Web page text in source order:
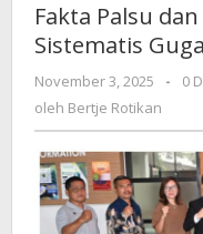
Fakta Palsu
Sistematis
November 3, 2025
oleh
-
0
oleh Bertje Rotikan